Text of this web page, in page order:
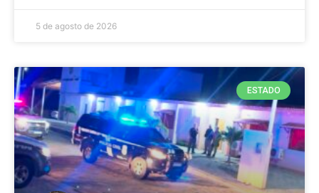
5 de agosto de 2026
ESTADO